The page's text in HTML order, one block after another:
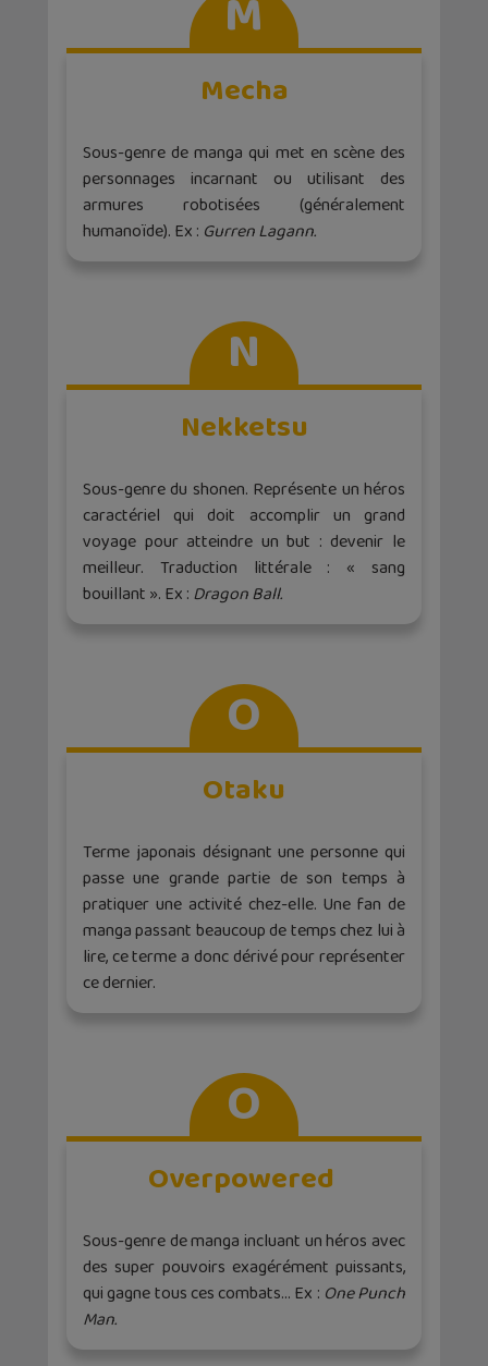
Mecha
Sous-genre de manga qui met en scène des
personnages incarnant ou utilisant des
armures robotisées (généralement
humanoïde). Ex : Gurren Lagann.
N
Nekketsu
Sous-genre du shonen. Représente un héros
caractériel qui doit accomplir un grand
voyage pour atteindre un but : devenir le
meilleur. Traduction littérale : « sang
bouillant ». Ex : Dragon Ball.
O
Otaku
Terme japonais désignant une personne qui
passe une grande partie de son temps à
pratiquer une activité chez-elle. Une fan de
manga passant beaucoup de temps chez lui à
lire, ce terme a donc dérivé pour représenter
ce dernier.
O
Overpowered
Sous-genre de manga incluant un héros avec
des super pouvoirs exagérément puissants,
qui gagne tous ces combats… Ex : One Punch
Man.